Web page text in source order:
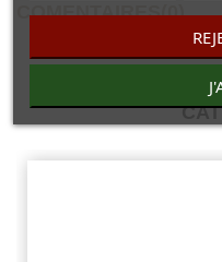
COMENTAIRES(0)
30 AUTRES